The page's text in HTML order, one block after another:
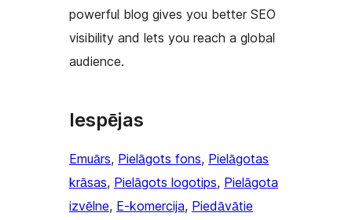
powerful blog gives you better SEO
visibility and lets you reach a global
audience.
Iespējas
Emuārs, Pielāgots fons, Pielāgotas
krāsas, Pielāgots logotips, Pielāgota
izvēlne, E-komercija, Piedāvātie